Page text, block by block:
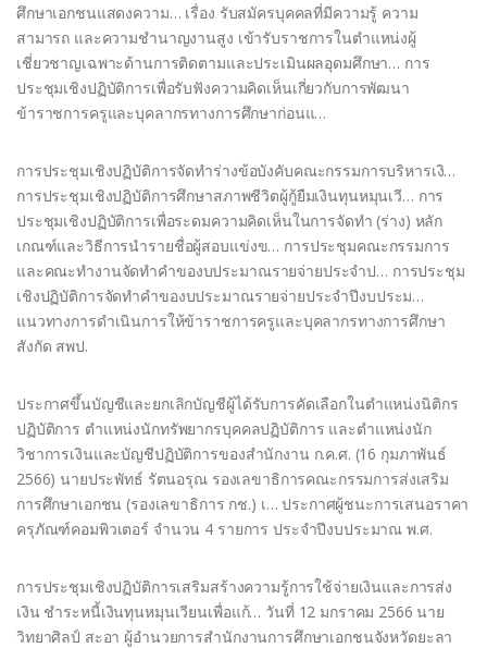
ศึกษาเอกชนแสดงความ… เรื่อง รับสมัครบุคคลที่มีความรู้ ความ
สามารถ และความชำนาญงานสูง เข้ารับราชการในตำแหน่งผู้
เชี่ยวชาญเฉพาะด้านการติดตามและประเมินผลอุดมศึกษา… การ
ประชุมเชิงปฏิบัติการเพื่อรับฟังความคิดเห็นเกี่ยวกับการพัฒนา
ข้าราชการครูและบุคลากรทางการศึกษาก่อนแ…
การประชุมเชิงปฏิบัติการจัดทำร่างข้อบังคับคณะกรรมการบริหารเงิ…
การประชุมเชิงปฏิบัติการศึกษาสภาพชีวิตผู้กู้ยืมเงินทุนหมุนเวี… การ
ประชุมเชิงปฏิบัติการเพื่อระดมความคิดเห็นในการจัดทำ (ร่าง) หลัก
เกณฑ์และวิธีการนำรายชื่อผู้สอบแข่งข… การประชุมคณะกรรมการ
และคณะทำงานจัดทำคำของบประมาณรายจ่ายประจำป… การประชุม
เชิงปฏิบัติการจัดทำคำของบประมาณรายจ่ายประจำปีงบประม…
แนวทางการดำเนินการให้ข้าราชการครูและบุคลากรทางการศึกษา
สังกัด สพป.
ประกาศขึ้นบัญชีและยกเลิกบัญชีผู้ได้รับการคัดเลือกในตำแหน่งนิติกร
ปฏิบัติการ ตำแหน่งนักทรัพยากรบุคคลปฏิบัติการ และตำแหน่งนัก
วิชาการเงินและบัญชีปฏิบัติการของสำนักงาน ก.ค.ศ. (16 กุมภาพันธ์
2566) นายประพัทธ์ รัตนอรุณ รองเลขาธิการคณะกรรมการส่งเสริม
การศึกษาเอกชน (รองเลขาธิการ กช.) เ… ประกาศผู้ชนะการเสนอราคา
ครุภัณฑ์คอมพิวเตอร์ จำนวน 4 รายการ ประจำปีงบประมาณ พ.ศ.
การประชุมเชิงปฏิบัติการเสริมสร้างความรู้การใช้จ่ายเงินและการส่ง
เงิน ชำระหนี้เงินทุนหมุนเวียนเพื่อแก้… วันที่ 12 มกราคม 2566 นาย
วิทยาศิลป์ สะอา ผู้อำนวยการสำนักงานการศึกษาเอกชนจังหวัดยะลา